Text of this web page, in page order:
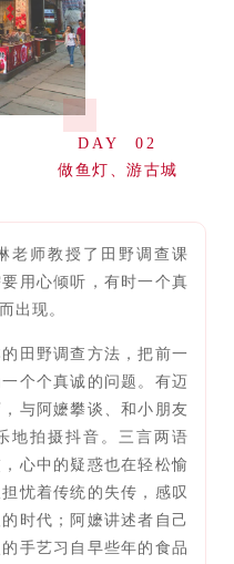
DAY 02
做鱼灯、游古城
老师教授了田野调查课
用心倾听，有时一个真
出现。
田野调查方法，把前一
个个真诚的问题。有迈
与阿嬷攀谈、和小朋友
地拍摄抖音。三言两语
心中的疑惑也在轻松愉
忧着传统的失传，感叹
时代；阿嬷讲述者自己
手艺习自早些年的食品